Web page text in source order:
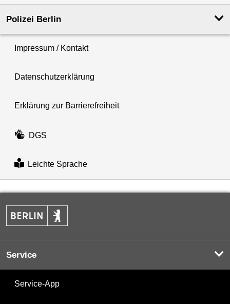
Polizei Berlin
Impressum / Kontakt
Datenschutzerklärung
Erklärung zur Barrierefreiheit
DGS
Leichte Sprache
Service
Service-App